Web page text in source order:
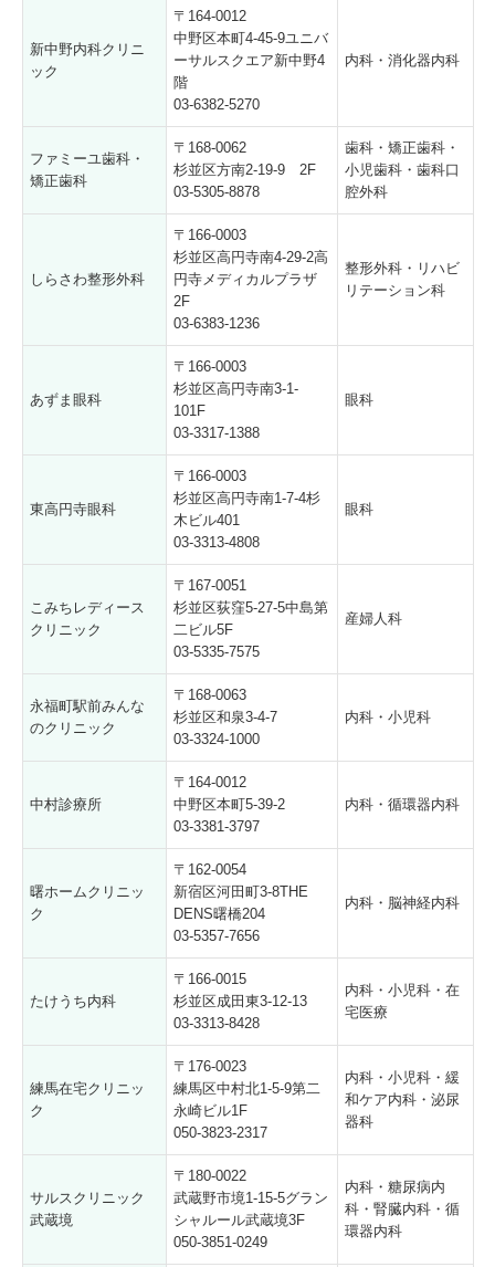
新中野内科クリニ
ック
〒164-0012
中野区本町4-45-9ユニバ
ーサルスクエア新中野4
階
03-6382-5270
内科・消化器内科
ファミーユ歯科・
矯正歯科
〒168-0062
杉並区方南2-19-9 2F
03-5305-8878
歯科・矯正歯科・
小児歯科・歯科口
腔外科
しらさわ整形外科
〒166-0003
杉並区高円寺南4-29-2高
円寺メディカルプラザ
2F
03-6383-1236
整形外科・リハビ
リテーション科
あずま眼科
〒166-0003
杉並区高円寺南3-1-
101F
03-3317-1388
眼科
東高円寺眼科
〒166-0003
杉並区高円寺南1-7-4杉
木ビル401
03-3313-4808
眼科
こみちレディース
クリニック
〒167-0051
杉並区荻窪5-27-5中島第
二ビル5F
03-5335-7575
産婦人科
永福町駅前みんな
のクリニック
〒168-0063
杉並区和泉3-4-7
03-3324-1000
内科・小児科
中村診療所
〒164-0012
中野区本町5-39-2
03-3381-3797
内科・循環器内科
曙ホームクリニッ
ク
〒162-0054
新宿区河田町3-8THE
DENS曙橋204
03-5357-7656
内科・脳神経内科
たけうち内科
〒166-0015
杉並区成田東3-12-13
03-3313-8428
内科・小児科・在
宅医療
練馬在宅クリニッ
ク
〒176-0023
練馬区中村北1-5-9第二
永崎ビル1F
050-3823-2317
内科・小児科・緩
和ケア内科・泌尿
器科
サルスクリニック
武蔵境
〒180-0022
武蔵野市境1-15-5グラン
シャルール武蔵境3F
050-3851-0249
内科・糖尿病内
科・腎臓内科・循
環器内科